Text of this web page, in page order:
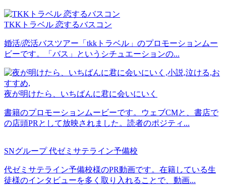
TKKトラベル 恋するバスコン
婚活/恋活バスツアー「tkkトラベル」のプロモーションムー
ビーです。「バス」というシチュエーションの...
夜が明けたら、いちばんに君に会いにいく
書籍のプロモーションムービーです。ウェブCMと、書店で
の店頭PRとして放映されました。読者のポジティ...
SNグループ 代ゼミサテライン予備校
代ゼミサテライン予備校様のPR動画です。在籍している生
徒様のインタビューを多く取り入れることで、動画...